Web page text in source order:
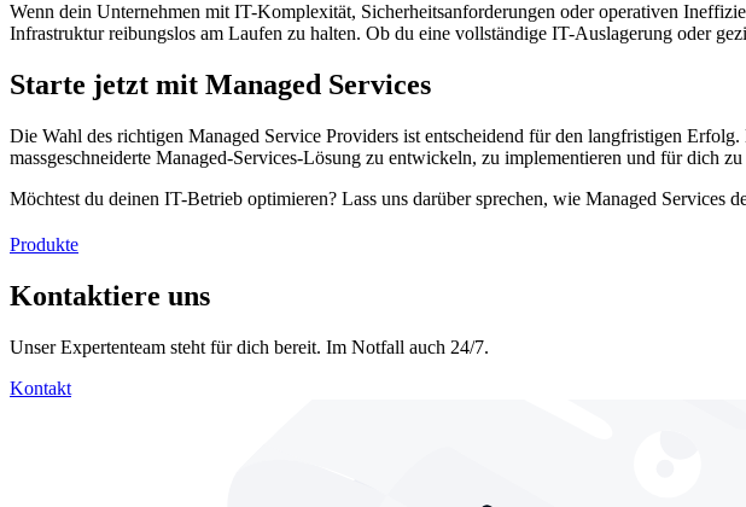
Wenn dein Unternehmen mit IT-Komplexität, Sicherheitsanforderungen oder operativen
Infrastruktur reibungslos am Laufen zu halten. Ob du eine vollständige IT-Auslagerung oder
Starte jetzt mit Managed Services
Die Wahl des richtigen Managed Service Providers ist entscheidend für den langfristigen
massgeschneiderte Managed-Services-Lösung zu entwickeln, zu implementieren und für dich zu
Möchtest du deinen IT-Betrieb optimieren? Lass uns darüber sprechen, wie Managed Services
Produkte
Kontaktiere uns
Unser Expertenteam steht für dich bereit. Im Notfall auch 24/7.
Kontakt